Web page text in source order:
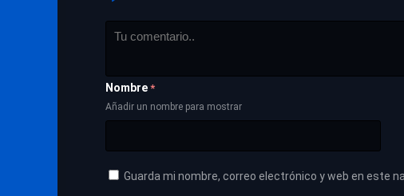
Nombre *
Añadir un nombre para mostrar
Guarda mi nombre, correo electrónico y web en este